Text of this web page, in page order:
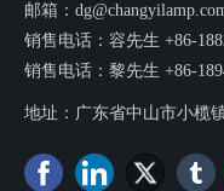
邮箱：
销售电话：容先生 +86-
销售电话：黎先生 +86-
地址：广东省中山市小榄